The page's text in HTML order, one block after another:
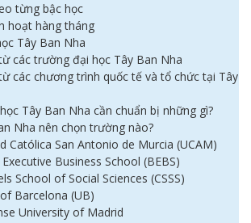
từng bậc học
hoạt hàng tháng
Tây Ban Nha
các trường đại học Tây Ban Nha
các chương trình quốc tế và tổ chức tại Tây
Tây Ban Nha cần chuẩn bị những gì?
Nha nên chọn trường nào?
Católica San Antonio de Murcia (UCAM)
Business School (BEBS)
School of Social Sciences (CSSS)
Barcelona (UB)
University of Madrid